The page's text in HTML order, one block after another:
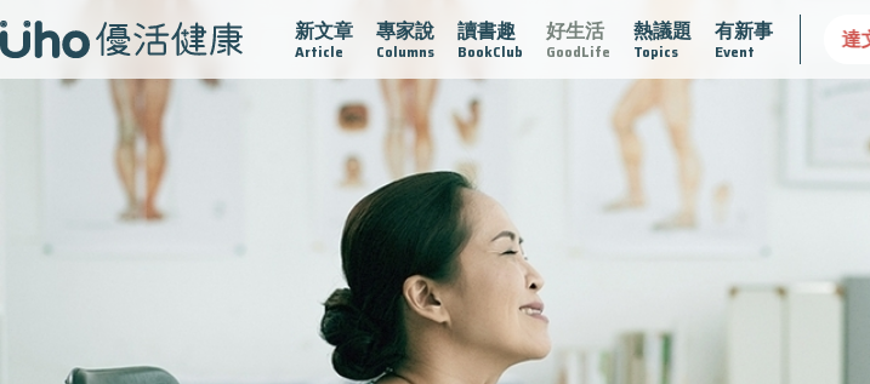
新文章
Article
專家說
Columns
讀書趣
BookClub
好生活
GoodLife
熱議題
Topics
有新事
Event
再生醫學 愛的未來視 認識攝護腺肥大 守護骨骼健康 達文西手術專欄 2025植牙指南